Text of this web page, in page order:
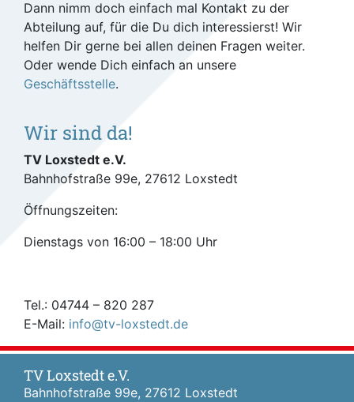
Dann nimm doch einfach mal Kontakt zu der
Abteilung auf, für die Du dich interessierst! Wir
helfen Dir gerne bei allen deinen Fragen weiter.
Oder wende Dich einfach an unsere
Geschäftsstelle.
Wir sind da!
TV Loxstedt e.V.
Bahnhofstraße 99e, 27612 Loxstedt
Öffnungszeiten:
Dienstags von 16:00 – 18:00 Uhr
Tel.: 04744 – 820 287
E-Mail: info@tv-loxstedt.de
TV Loxstedt e.V.
Bahnhofstraße 99e, 27612 Loxstedt